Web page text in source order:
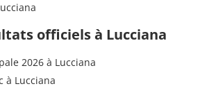
officiels à Lucciana
2026 à Lucciana
à Lucciana